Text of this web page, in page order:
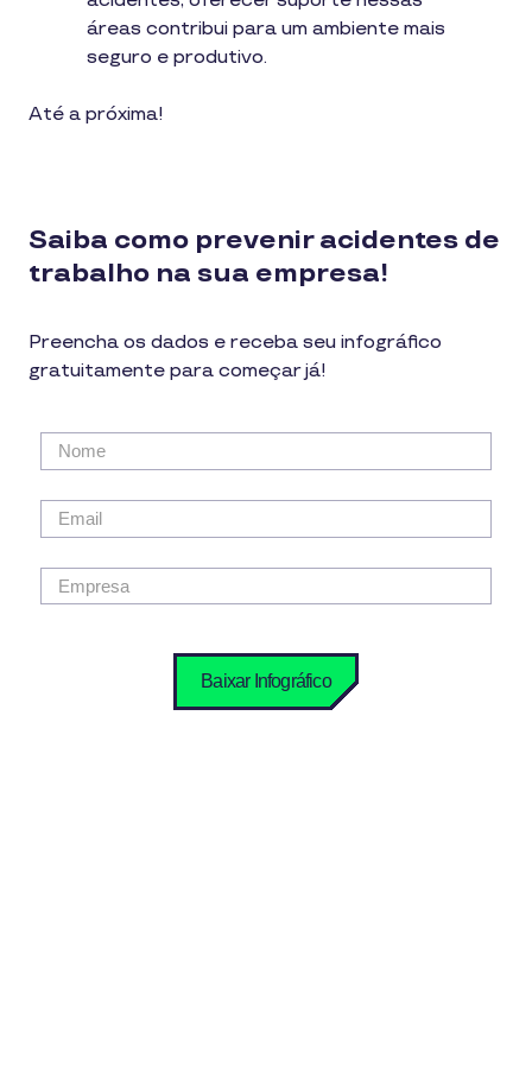
áreas contribui para um ambiente mais
seguro e produtivo.
Até a próxima!
Saiba como prevenir acidentes de
trabalho na sua empresa!
Preencha os dados e receba seu infográfico
gratuitamente para começar já!